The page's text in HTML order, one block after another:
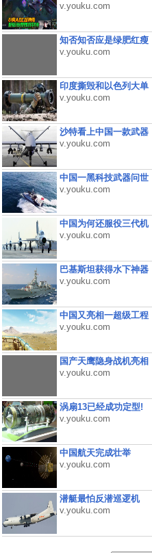
v.youku.com
知否知否应是绿肥红瘦
v.youku.com
印度撕毁和以色列大单
v.youku.com
沙特看上中国一款武器
v.youku.com
中国一黑科技武器问世
v.youku.com
中国为何还服役三代机
v.youku.com
巴基斯坦获得水下神器
v.youku.com
中国又亮相一超级工程
v.youku.com
国产天鹰隐身战机亮相
v.youku.com
涡扇13已经成功定型!
v.youku.com
中国航天完成壮举
v.youku.com
潜艇最怕反潜巡逻机
v.youku.com